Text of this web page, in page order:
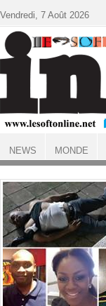
ACCUEIL
Vendredi, 7 Août 2026
NEWS MONDE